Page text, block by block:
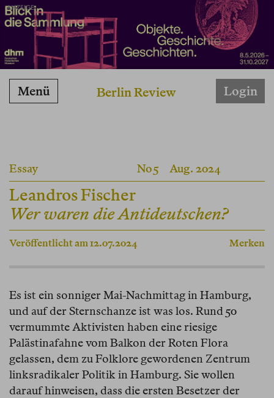
ANZEIGE
Berlin Review
Menü Login
Essay No 5 Aug. 2024
Leandros Fischer
Wer waren die Antideutschen?
Veröffentlicht am 12.07.2024 Merken
Es ist ein sonniger Mai-Nachmittag in Hamburg,
und auf der Sternschanze ist was los. Rund 50
vermummte Aktivisten haben eine riesige
Palästinafahne vom Balkon der Roten Flora
gelassen, dem zu Folklore gewordenen Zentrum
linksradikaler Politik in Hamburg. Sie wollen
darauf hinweisen, dass die ersten Besetzer der